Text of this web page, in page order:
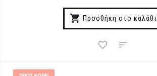
Προσθήκη στο καλάθι